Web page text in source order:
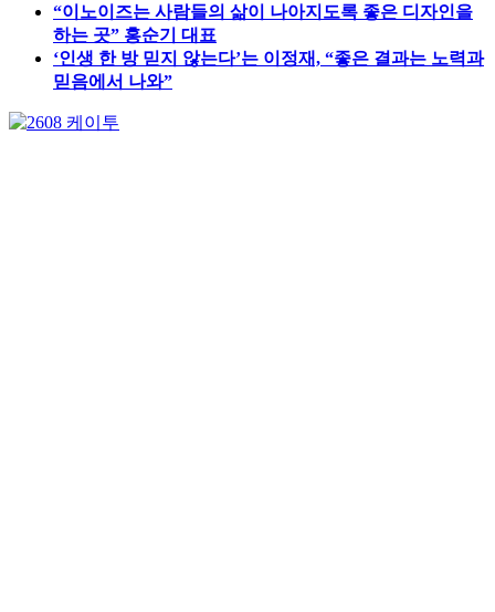
“이노이즈는 사람들의 삶이 나아지도록 좋은 디자인을
하는 곳” 홍순기 대표
‘인생 한 방 믿지 않는다’는 이정재, “좋은 결과는 노력과
믿음에서 나와”